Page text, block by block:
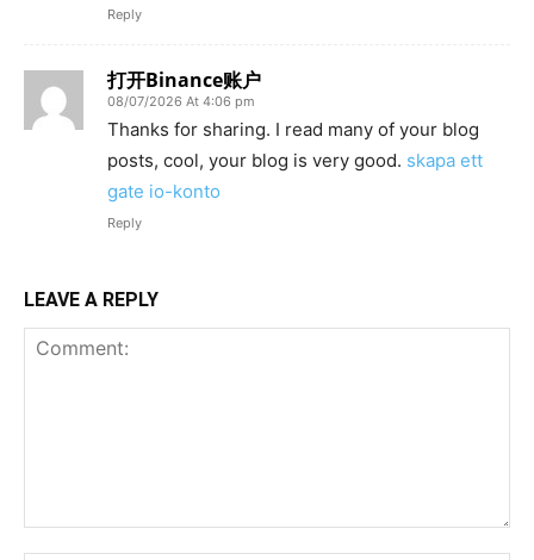
Reply
打开Binance账户
08/07/2026 At 4:06 pm
Thanks for sharing. I read many of your blog
posts, cool, your blog is very good. skapa ett
gate io-konto
Reply
LEAVE A REPLY